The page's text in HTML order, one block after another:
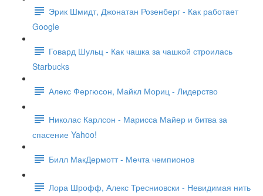
Эрик Шмидт, Джонатан Розенберг - Как работает
Google
Говард Шульц - Как чашка за чашкой строилась
Starbucks
Алекс Фергюсон, Майкл Мориц - Лидерство
Николас Карлсон - Марисса Майер и битва за
спасение Yahoo!
Билл МакДермотт - Мечта чемпионов
Лора Шрофф, Алекс Тресниовски - Невидимая нить